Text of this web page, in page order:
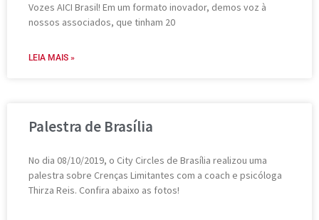
Vozes AICI Brasil! Em um formato inovador, demos voz à
nossos associados, que tinham 20
LEIA MAIS »
Palestra de Brasília
No dia 08/10/2019, o City Circles de Brasília realizou uma
palestra sobre Crenças Limitantes com a coach e psicóloga
Thirza Reis. Confira abaixo as fotos!